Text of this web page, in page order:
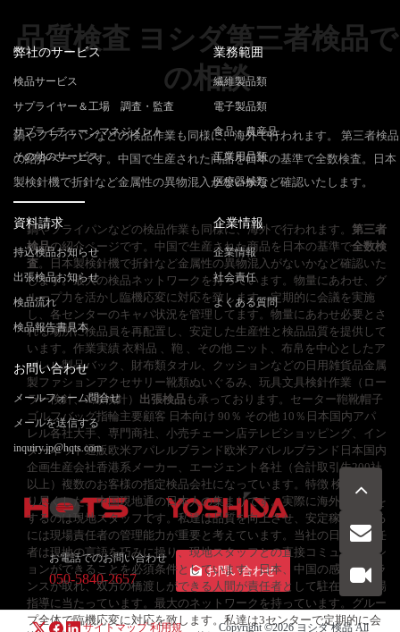
品質検査 ヨシダ第三者検品で
の相談
鍋やフライパンなどの検品作業も同様に、海外で行われます。 第三者検品
の紹介ページです。中国で生産された商品を日本の基準で全数検査。日本
製検針機で折針など金属性の異物混入がないかなど確認いたします。
鍋やフライパンなどの検品作業も同様に、海外で行われます。 第三者
検品の紹介ページです。中国で生産された商品を日本の基準で全数検
査 。日本製検針機で折針など金属性の異物混入がないかなど確認いた
します。最大の検品ネットワークを持っています。物量にあわせ、グ
ループ力を活かし臨機応変に対応を致します。定期的に会議を実施
し、各センターのキャパ状況を管理してます。物量にあわせ必要とさ
れる場所に検品員を再配置し、安定した生産性と検品品質を提供して
います。作業実績 衣料品 、鞄 、その他 ニット、布帛を中心としたア
パレル製品バック、財布類タオル、クッションなどの日用雑貨品金属
製ファションアクセサリー靴類ぬいぐるみ、玩具文具検針作業（ロー
ラー検針、X線検針） 出張検品も承っております。セーター鞄靴帽子
ゴルフバッグ指輪主要顧客 日本向け 90％ その他 10％日本国内アパ
レル各社大手、専門商社、小売チェーン店テレビショッピング、イン
ターネット通販欧米アパレルブランド欧米アパレルブランド日本国内
企画生産会社香港系メーカー、エージェント各社（合計取引先200社
以上）複数のお客様の指定検品会社になっています。特徴 検品を知
り尽くした、中国現地通の日本人の集まりです。実際に海外で検品を
するのは現地スタッフです。私達は品質を向上させ、安定稼働させる
には現場責任者の管理能力が重要と考えています。当社の日本人責任
者は現地の言語を巧みに操り、現地スタッフとの直接コミュニケーシ
ョンができることを必須条件としています。日本、中国の感覚のバラ
ンスが取れ、双方の橋渡しができる人間が責任者として駐在し、現場
指導に当たっています。最大のネットワークを持っています。グルー
プ全体で臨機応変に対応を致します。私達は3センターで定期的に会
弊社のサービス
検品サービス
サプライヤー＆工場 調査・監査
サプライチェーンマネジメント
その他のサービス
業務範囲
繊維製品類
電子製品類
食品・農産品
工業用品類
医療器械類
資料請求
持込検品お知らせ
出張検品お知らせ
検品流れ
検品報告書見本
企業情報
企業情報
社会責任
よくある質問
お問い合わせ
メールフォーム問合せ
メールを送信する
inquiry.jp@hqts.com
お電話でのお問い合わせ
050-5840-2657
お問い合わせ
サイトマップ 利用規 Copyright ©2026ヨシダ 検品 All